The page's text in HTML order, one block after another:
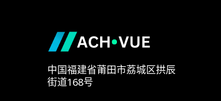
中国福建省莆田市荔城区拱辰
街道168号